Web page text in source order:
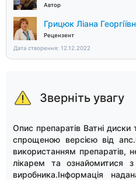
Автор
Грицюк Ліана
Рецензент
Дата створення: 12.12.2022
Зверніть увагу
Опис препаратів Ватні диски
спрощеною версією від
використанням препаратів,
лікарем та ознайомитися з
виробника.Інформація